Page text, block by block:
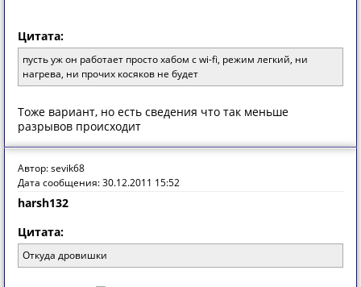
Цитата:
пусть уж он работает просто хабом с wi-fi, режим легкий, ни
нагрева, ни прочих косяков не будет
Тоже вариант, но есть сведения что так меньше
разрывов происходит
Автор: sevik68
Дата сообщения: 30.12.2011 15:52
harsh132
Цитата:
Откуда дровишки